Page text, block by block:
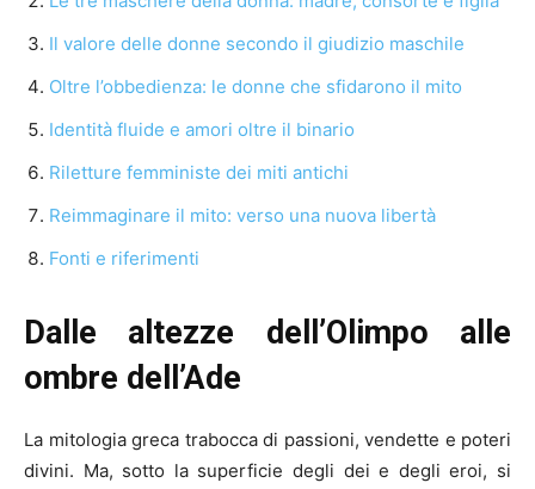
Il valore delle donne secondo il giudizio maschile
Oltre l’obbedienza: le donne che sfidarono il mito
Identità fluide e amori oltre il binario
Riletture femministe dei miti antichi
Reimmaginare il mito: verso una nuova libertà
Fonti e riferimenti
Dalle altezze dell’Olimpo alle
ombre dell’Ade
La mitologia greca trabocca di passioni, vendette e poteri
divini. Ma, sotto la superficie degli dei e degli eroi, si